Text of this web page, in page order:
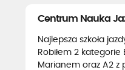
Centrum Nauka
Najlepsza szkoła
Robiłem 2 kategorie
Marianem oraz A2 z